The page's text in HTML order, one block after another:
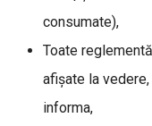
consumate),
Toate
afișate la
informa,